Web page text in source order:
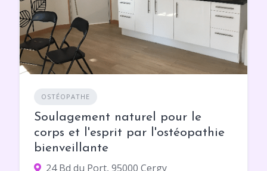
OSTÉOPATHE
Soulagement naturel pour le
corps et l'esprit par l'ostéopathie
bienveillante
24 Bd du Port, 95000 Cergy